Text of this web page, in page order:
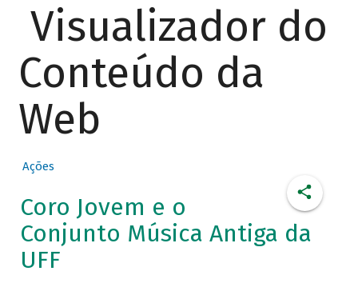
Visualizador do
Conteúdo da
Web
Ações
Coro Jovem e o
Conjunto Música Antiga da
UFF